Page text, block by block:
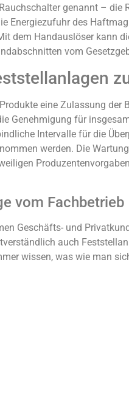
genannt –
Energiezufuhr des
dem Handauslöser kann
vom
eine Zulassung
Genehmigung für
Intervalle für die
werden. Die
vom Fachbetrieb
Geschäfts- und
auch
wissen, was wie man